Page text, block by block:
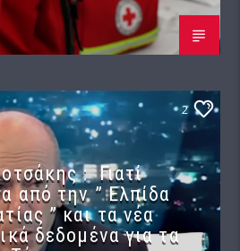
2
: Γιατί
από την ” Ελπίδα
” και τα νέα
δεδομένα για τα